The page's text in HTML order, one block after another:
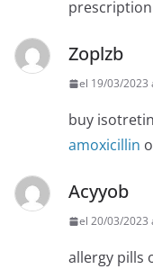
prescription
Zoplzb
el 19/03/2023
buy
amoxicillin
Acyyob
el 20/03/2023
allergy pills